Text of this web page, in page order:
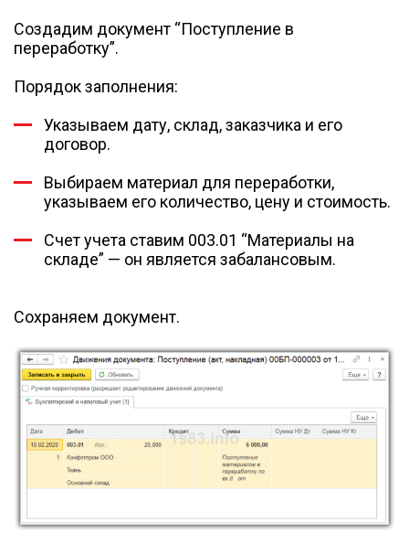
Создадим документ “Поступление в
переработку”.
Порядок заполнения:
Указываем дату, склад, заказчика и его
договор.
Выбираем материал для переработки,
указываем его количество, цену и стоимость.
Счет учета ставим 003.01 “Материалы на
складе” — он является забалансовым.
Сохраняем документ.